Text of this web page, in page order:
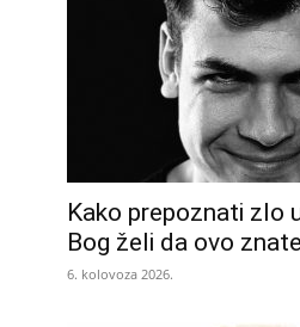
Kako prepoznati zlo
Bog želi da ovo znate
6. kolovoza 2026.